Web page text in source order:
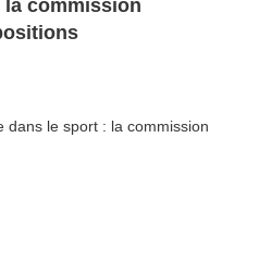
la commission